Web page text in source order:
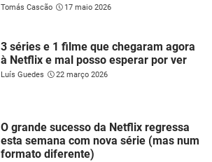
Tomás Cascão 17 maio 2026
3 séries e 1 filme que chegaram agora
à Netflix e mal posso esperar por ver
Luís Guedes 22 março 2026
O grande sucesso da Netflix regressa
esta semana com nova série (mas num
formato diferente)